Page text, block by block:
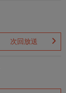
次回放送